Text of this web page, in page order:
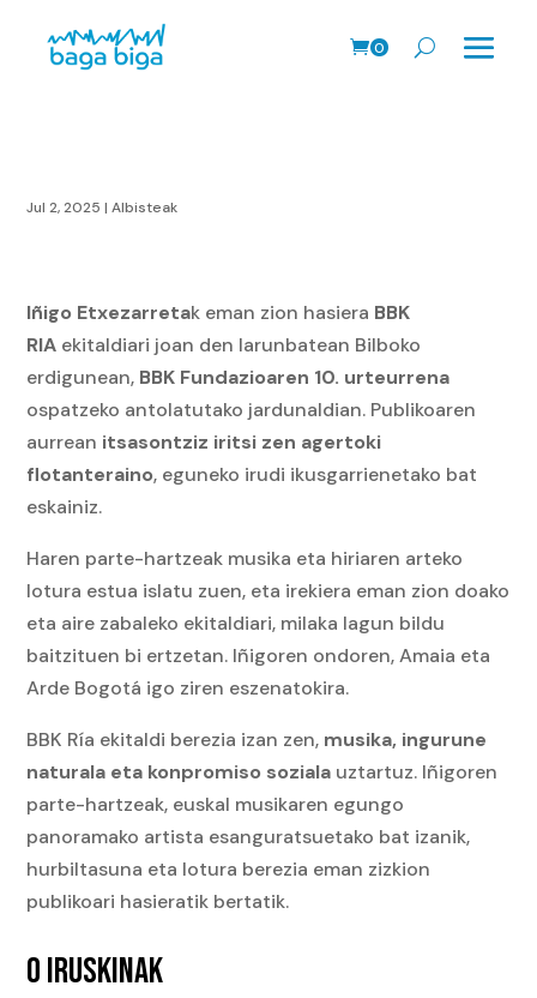
0
Jul 2, 2025 |Albisteak
Iñigo Etxezarretak eman zion hasiera BBK
RIA ekitaldiari joan den larunbatean Bilboko
erdigunean, BBK Fundazioaren 10. urteurrena
ospatzeko antolatutako jardunaldian. Publikoaren
aurrean itsasontziz iritsi zen agertoki
flotanteraino, eguneko irudi ikusgarrienetako bat
eskainiz.
Haren parte-hartzeak musika eta hiriaren arteko
lotura estua islatu zuen, eta irekiera eman zion doako
eta aire zabaleko ekitaldiari, milaka lagun bildu
baitzituen bi ertzetan. Iñigoren ondoren, Amaia eta
Arde Bogotá igo ziren eszenatokira.
BBK Ría ekitaldi berezia izan zen, musika, ingurune
naturala eta konpromiso soziala uztartuz. Iñigoren
parte-hartzeak, euskal musikaren egungo
panoramako artista esanguratsuetako bat izanik,
hurbiltasuna eta lotura berezia eman zizkion
publikoari hasieratik bertatik.
0 IRUSKINAK